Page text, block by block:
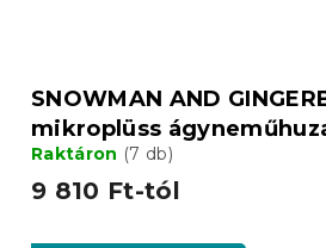
SNOWMAN AND
mikroplüss
Raktáron (7 db)
9 810 Ft-tól